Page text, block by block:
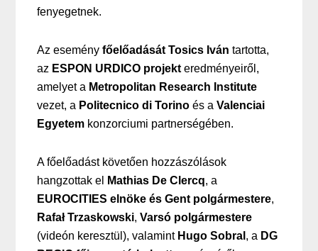
fenyegetnek.
Az eseményfőelőadását Tosics Iván tartotta,
az ESPON URDICO projekt eredményeiről,
amelyet a Metropolitan Research Institute
vezet, a Politecnico di Torino és aValenciai
Egyetem konzorciumi partnerségében.
A főelőadást követően hozzászólások
hangzottak el
Mathias De Clercq, a
EUROCITIES elnöke és Gent polgármestere,
Rafał Trzaskowski,Varsó polgármestere
(videón keresztül), valamint Hugo Sobral , a DG